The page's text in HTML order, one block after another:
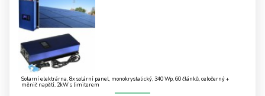
Solarní elektrárna, 8x solární panel, monokrystalický, 340 Wp, 60 článků, celočerný +
měnič napětí, 2kW s limiterem